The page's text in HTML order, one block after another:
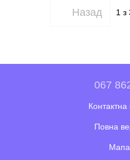
Назад 1 з
067
Повна
Мапа